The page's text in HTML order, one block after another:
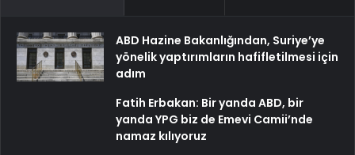
ABD Hazine Bakanlığından, Suriye’ye
yönelik yaptırımların hafifletilmesi için
adım
Fatih Erbakan: Bir yanda ABD, bir
yanda YPG biz de Emevi Camii’nde
namaz kılıyoruz